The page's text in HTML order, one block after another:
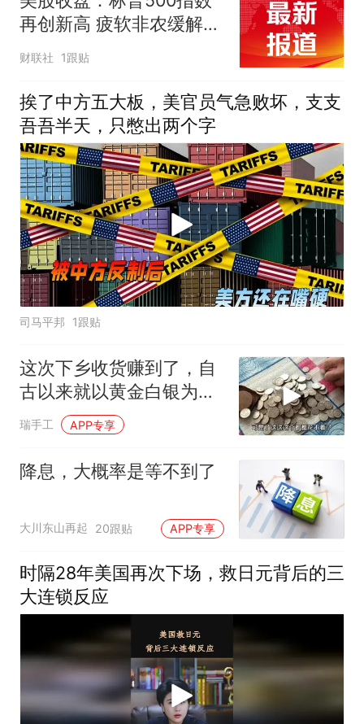
加息概率降至44%，金价
涨破4300美元 | 一周国际
财经
再创新高 疲软非农缓解加
息担忧
财联社 1跟贴
挨了中方五大板，美官员气急败坏，支支
吾吾半天，只憋出两个字
司马平邦 1跟贴
这次下乡收货赚到了，自
古以来就以黄金白银为富
贵，可还算公道？
瑞手工 APP专享
降息，大概率是等不到了
大川东山再起 20跟贴 APP专享
时隔28年美国再次下场，救日元背后的三
大连锁反应